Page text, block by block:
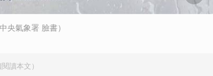
氣象署 臉書）
讀本文）